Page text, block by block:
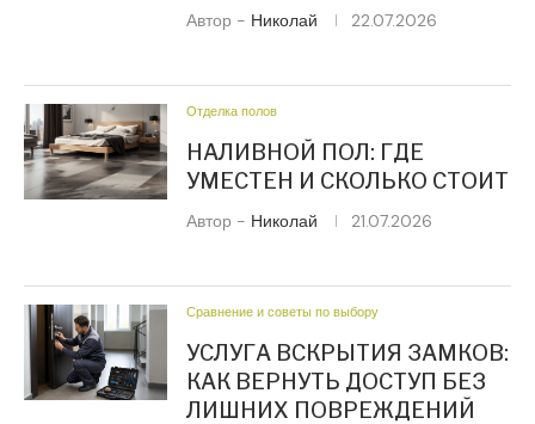
Автор - Николай 22.07.2026
Отделка полов
НАЛИВНОЙ ПОЛ: ГДЕ
УМЕСТЕН И СКОЛЬКО СТОИТ
Автор - Николай 21.07.2026
Сравнение и советы по выбору
УСЛУГА ВСКРЫТИЯ ЗАМКОВ:
КАК ВЕРНУТЬ ДОСТУП БЕЗ
ЛИШНИХ ПОВРЕЖДЕНИЙ